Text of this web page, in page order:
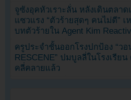
จูซังอุคหัวเราะลั่น หลังเดินตลาด
แซวแรง “ตัวร้ายสุดๆ คนไม่ดี” เ
บทตัวร้ายใน Agent Kim
ครูประจำชั้นออกโรงปกป้อง “วอ
RESCENE” ปมบูลลี่ในโรงเรียน
คลี่คลายแล้ว